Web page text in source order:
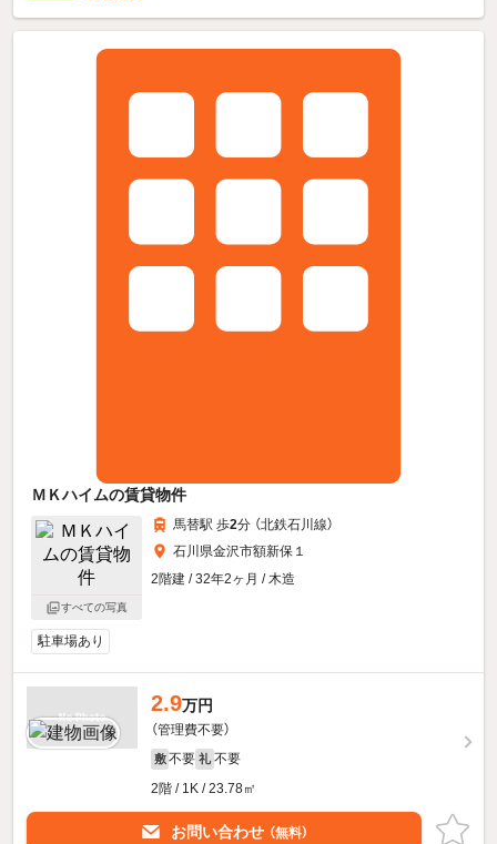
ＭＫハイムの賃貸物件
すべての写真
馬替駅 歩2分 （北鉄石川線）
石川県金沢市額新保１
2階建 / 32年2ヶ月 / 木造
駐車場あり
2.9万円
（管理費不要）
敷 不要 礼 不要
2階 / 1K / 23.78㎡
お問い合わせ （無料）